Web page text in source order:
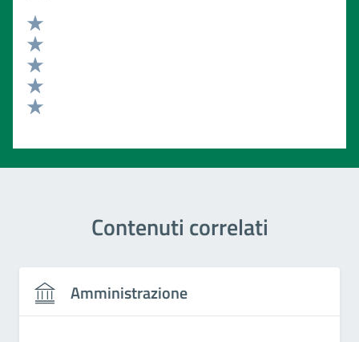
Valuta 5 stelle su 5
Valuta 4 stelle su 5
Valuta 3 stelle su 5
Valuta 2 stelle su 5
Contenuti correlati
Amministrazione